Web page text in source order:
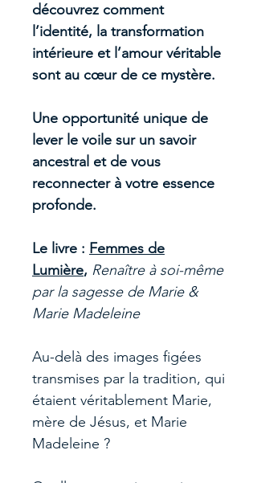
découvrez comment
l’identité, la transformation
intérieure et l’amour véritable
sont au cœur de ce mystère.
Une opportunité unique de
lever le voile sur un savoir
ancestral et de vous
reconnecter à votre essence
profonde.
Le livre : Femmes de
Lumière, Renaître à soi-même
par la sagesse de Marie &
Marie Madeleine
Au-delà des images figées
transmises par la tradition, qui
étaient véritablement Marie,
mère de Jésus, et Marie
Madeleine ?